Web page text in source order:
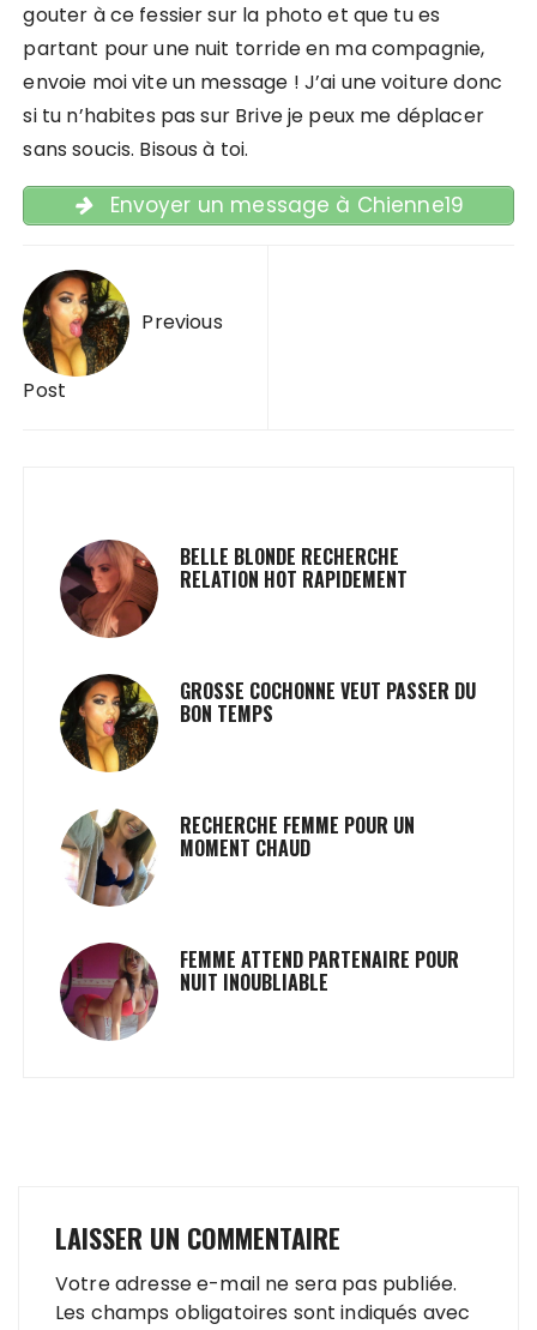
gouter à ce fessier sur la photo et que tu es
partant pour une nuit torride en ma compagnie,
envoie moi vite un message ! J’ai une voiture donc
si tu n’habites pas sur Brive je peux me déplacer
sans soucis. Bisous à toi.
Envoyer un message à Chienne19
Navigation de l’article
Previous
Post
BELLE BLONDE RECHERCHE
RELATION HOT RAPIDEMENT
GROSSE COCHONNE VEUT PASSER DU
BON TEMPS
RECHERCHE FEMME POUR UN
MOMENT CHAUD
FEMME ATTEND PARTENAIRE POUR
NUIT INOUBLIABLE
LAISSER UN COMMENTAIRE
Votre adresse e-mail ne sera pas publiée.
Les champs obligatoires sont indiqués avec